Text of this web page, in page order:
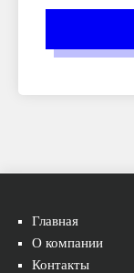
Главная
О компании
Контакты